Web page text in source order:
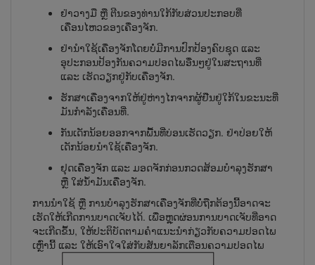
ຢ່າວາງມື ຫຼື ຕີນຂອງທ່ານໃກ້ກັບສ່ວນປະກອບທີ່
ເຄື່ອນໄຫວຂອງເຄື່ອງຈັກ.
ຢ່ານຳ​ໃຊ້ເຄື່ອງຈັກໂດຍບໍ່ມີການປົກປ້ອງຄົບ​ຊຸດ ແລະ
ອຸປະກອນປ້ອງກັນຄວາມປອດໄພອື່ນໆຢູ່ໃນສະຖານທີ່
ແລະ ເຮັດວຽກຢູ່ກັບເຄື່ອງຈັກ.
ຮັກ​ສາ​ເຄື່ອງ​ຈາກ​ໃຫ້​ຢູ່​ຫ່າງ​ໄກ​ຈາກ​ຜູ້​ຢືນ​ຢູ່​ໃກ້​ໃນ​ຂະ​ນະ​ທີ່​
ມັນ​ກຳ​ລັງ​ເຄື່ອນ​ທີ່.
ກັນເດັກນ້ອຍອອກຈາກພື້ນທີ່ບ່ອນ​ເຮັດ​ວຽກ. ຢ່າປ່ອຍໃຫ້
ເດັກນ້ອຍນຳໃຊ້ເຄື່ອງຈັກ.
ຢຸດ​ເຄື່ອງ​ຈັກ ແລະ ມອດຈັກກ່ອນກວດ​ສ້ອມ​ບຳ​ລຸງ​ຮັກ​ສາ
ຫຼື ໃສ່​ນ້ຳ​ມັນ​ເຄື່ອງ​ຈັກ.
ການນຳໃຊ້ ຫຼື ການບຳລຸງຮັກສາເຄື່ອງຈັກທີ່ບໍ່ຖືກຕ້ອງນີ້ອາດຈະ
ເຮັດໃຫ້ເກີດການບາດເຈັບໄດ້. ເພື່ອຫຼຸດຜ່ອນການບາດເຈັບທີ່​ອາດ​
ຈະ​ເກີດ​ຂຶ້ນ, ໃຫ້ປະຕິບັດຕາມຄຳແນະນຳກ່ຽວກັບຄວາມປອດໄພ
ເຫຼົ່ານີ້ ແລະ ໃຫ້ເອົາໃຈໃສ່ກັບສັນຍາລັກເຕືອນຄວາມປອດໄພ